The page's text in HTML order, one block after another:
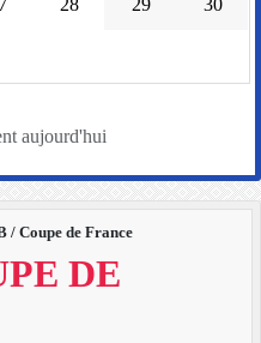
/ Coupe de France
DE
28 29 30
aujourd'hui